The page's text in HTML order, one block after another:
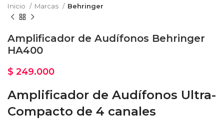
Inicio Marcas Behringer
Amplificador de Audífonos Behringer
HA400
$ 249.000
Amplificador de Audífonos Ultra-
Compacto de 4 canales